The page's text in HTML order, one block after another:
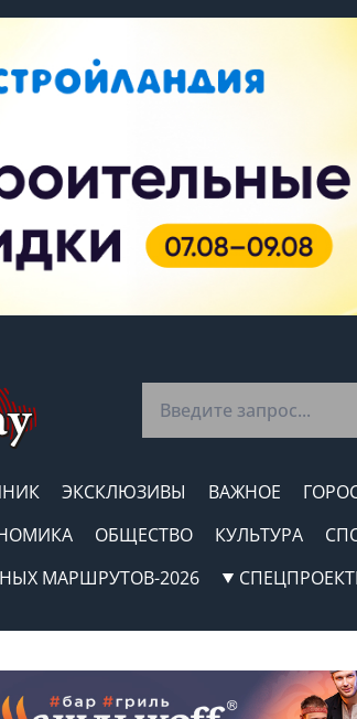
ЭКСКЛЮЗИВЫ ВАЖНОЕ
ОБЩЕСТВО КУЛЬТУРА
МАРШРУТОВ-2026